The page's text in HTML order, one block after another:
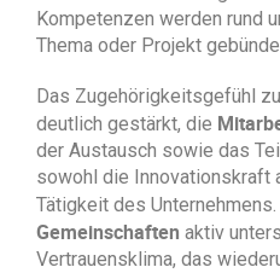
Kompetenzen werden rund
Thema oder Projekt
Das Zugehörigkeitsgefühl
deutlich gestärkt, die
der Austausch sowie das
sowohl die Innovationskraft
Tätigkeit des
Gemeinschaften aktiv
Vertrauensklima, das